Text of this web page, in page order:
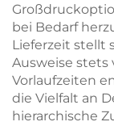
bei Bedarf
Lieferzeit stellt
Ausweise stets
Vorlaufzeiten
die Vielfalt an
hierarchische